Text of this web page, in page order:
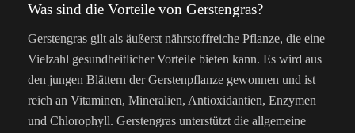
Was sind die Vorteile von Gerstengras?
Gerstengras gilt als äußerst nährstoffreiche Pflanze, die eine
Vielzahl gesundheitlicher Vorteile bieten kann. Es wird aus
den jungen Blättern der Gerstenpflanze gewonnen und ist
reich an Vitaminen, Mineralien, Antioxidantien, Enzymen
und Chlorophyll. Gerstengras unterstützt die allgemeine